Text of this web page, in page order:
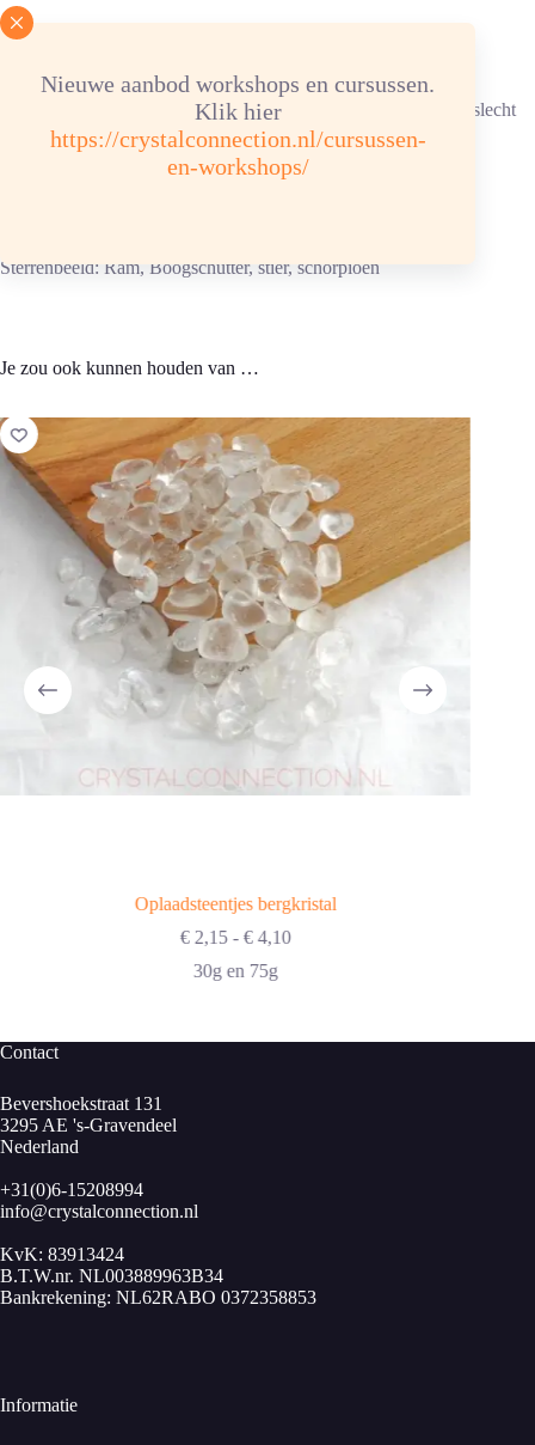
Nieuwe aanbod workshops en cursussen.
Klik hier
https://crystalconnection.nl/cursussen-
en-workshops/
Advies energetische verzorging
Reinigen/ontladen: 1x per week onder stromend water.
Ketting/armband: in hematietverzorgingssteentjes, elastiek kan slecht
tegen water.
Opladen: aansluitend 6 uur in een amethistgroep of
amethistverzorgingssteentjes.
Sterrenbeeld: Ram, Boogschutter, stier, schorpioen
Je zou ook kunnen houden van …
Oplaadsteentjes bergkristal
€2,15 - €4,10Prijsklasse:
30g en 75g
Contact
Bevershoekstraat 131
3295 AE 's-Gravendeel
Nederland
+31(0)6-15208994
info@crystalconnection.nl
KvK: 83913424
B.T.W.nr. NL003889963B34
Bankrekening: NL62RABO 0372358853
Informatie